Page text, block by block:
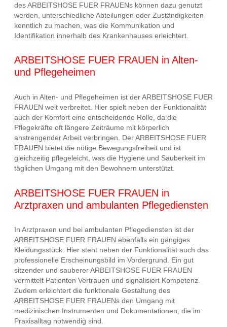
des ARBEITSHOSE FUER FRAUENs können dazu genutzt
werden, unterschiedliche Abteilungen oder Zuständigkeiten
kenntlich zu machen, was die Kommunikation und
Identifikation innerhalb des Krankenhauses erleichtert.
ARBEITSHOSE FUER FRAUEN in Alten-
und Pflegeheimen
Auch in Alten- und Pflegeheimen ist der ARBEITSHOSE FUER
FRAUEN weit verbreitet. Hier spielt neben der Funktionalität
auch der Komfort eine entscheidende Rolle, da die
Pflegekräfte oft längere Zeiträume mit körperlich
anstrengender Arbeit verbringen. Der ARBEITSHOSE FUER
FRAUEN bietet die nötige Bewegungsfreiheit und ist
gleichzeitig pflegeleicht, was die Hygiene und Sauberkeit im
täglichen Umgang mit den Bewohnern unterstützt.
ARBEITSHOSE FUER FRAUEN in
Arztpraxen und ambulanten Pflegediensten
In Arztpraxen und bei ambulanten Pflegediensten ist der
ARBEITSHOSE FUER FRAUEN ebenfalls ein gängiges
Kleidungsstück. Hier steht neben der Funktionalität auch das
professionelle Erscheinungsbild im Vordergrund. Ein gut
sitzender und sauberer ARBEITSHOSE FUER FRAUEN
vermittelt Patienten Vertrauen und signalisiert Kompetenz.
Zudem erleichtert die funktionale Gestaltung des
ARBEITSHOSE FUER FRAUENs den Umgang mit
medizinischen Instrumenten und Dokumentationen, die im
Praxisalltag notwendig sind.